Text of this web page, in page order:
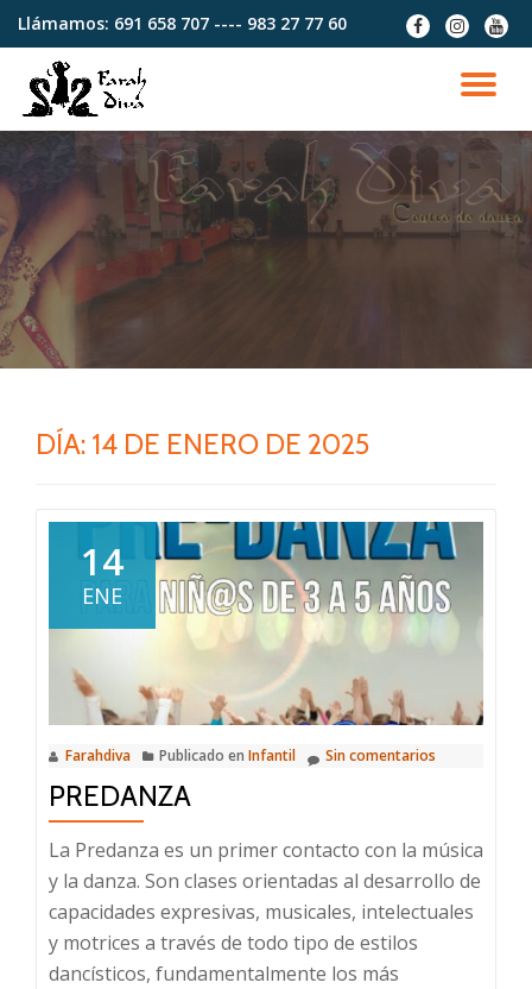
contenido
Llámamos: 691 658 707 ---- 983 27 77 60
fa-
facebook
fa-
instagram
fa-
DÍA: 14 DE ENERO DE 2025
14
ENE
Farahdiva Publicado en Infantil Sin comentarios
PREDANZA
La Predanza es un primer contacto con la música
y la danza. Son clases orientadas al desarrollo de
capacidades expresivas, musicales, intelectuales
y motrices a través de todo tipo de estilos
dancísticos, fundamentalmente los más